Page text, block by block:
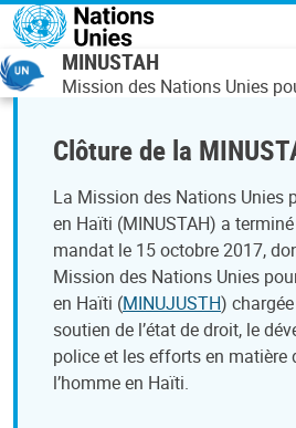
Aller au contenu principal
MINUSTAH
Mission des Nations Unies
Clôture de la
La Mission des Nations Unies
en Haïti (MINUSTAH) a
mandat le 15 octobre 2017,
Mission des Nations Unies
en Haïti (MINUJUSTH)
soutien de l’état de droit, le
police et les efforts en matière
l’homme en Haïti.